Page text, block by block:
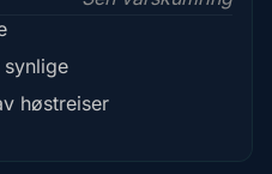
synlige
høstreiser